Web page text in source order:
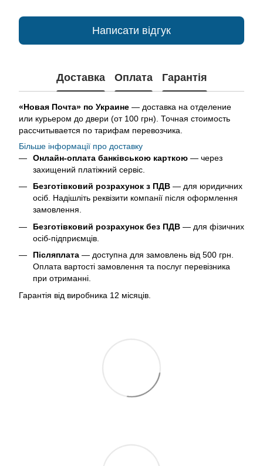
Написати відгук
Доставка Оплата Гарантія
«Новая Почта» по Украине — доставка на отделение
или курьером до двери (от 100 грн). Точная стоимость
рассчитывается по тарифам перевозчика.
Більше інформації про доставку
Онлайн-оплата банківською карткою — через
захищений платіжний сервіс.
Безготівковий розрахунок з ПДВ — для юридичних
осіб. Надішліть реквізити компанії після оформлення
замовлення.
Безготівковий розрахунок без ПДВ — для фізичних
осіб-підприємців.
Післяплата — доступна для замовлень від 500 грн.
Оплата вартості замовлення та послуг перевізника
при отриманні.
Гарантія від виробника 12 місяців.